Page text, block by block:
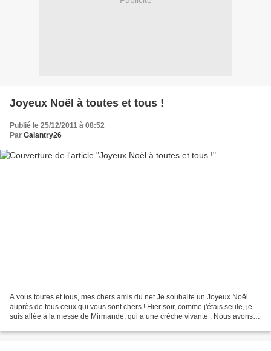
Joyeux Noël à toutes et tous !
Publié le 25/12/2011 à 08:52
Par Galantry26
A vous toutes et tous, mes chers amis du net Je souhaite un Joyeux Noël
auprès de tous ceux qui vous sont chers ! Hier soir, comme j'étais seule, je
suis allée à la messe de Mirmande, qui a une crèche vivante ; Nous avons